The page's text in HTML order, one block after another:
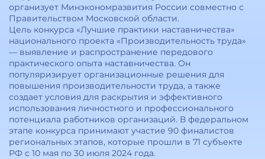
организует Минэкономразвития России совместно с
Правительством Московской области.
Цель конкурса «Лучшие практики наставничества»
национального проекта «Производительность труда»
— выявление и распространение передового
практического опыта наставничества. Он
популяризирует организационные решения для
повышения производительности труда, а также
создает условия для раскрытия и эффективного
использования личностного и профессионального
потенциала работников организаций. В федеральном
этапе конкурса принимают участие 90 финалистов
региональных этапов, которые прошли в 71 субъекте
РФ с 10 мая по 30 июля 2024 года.